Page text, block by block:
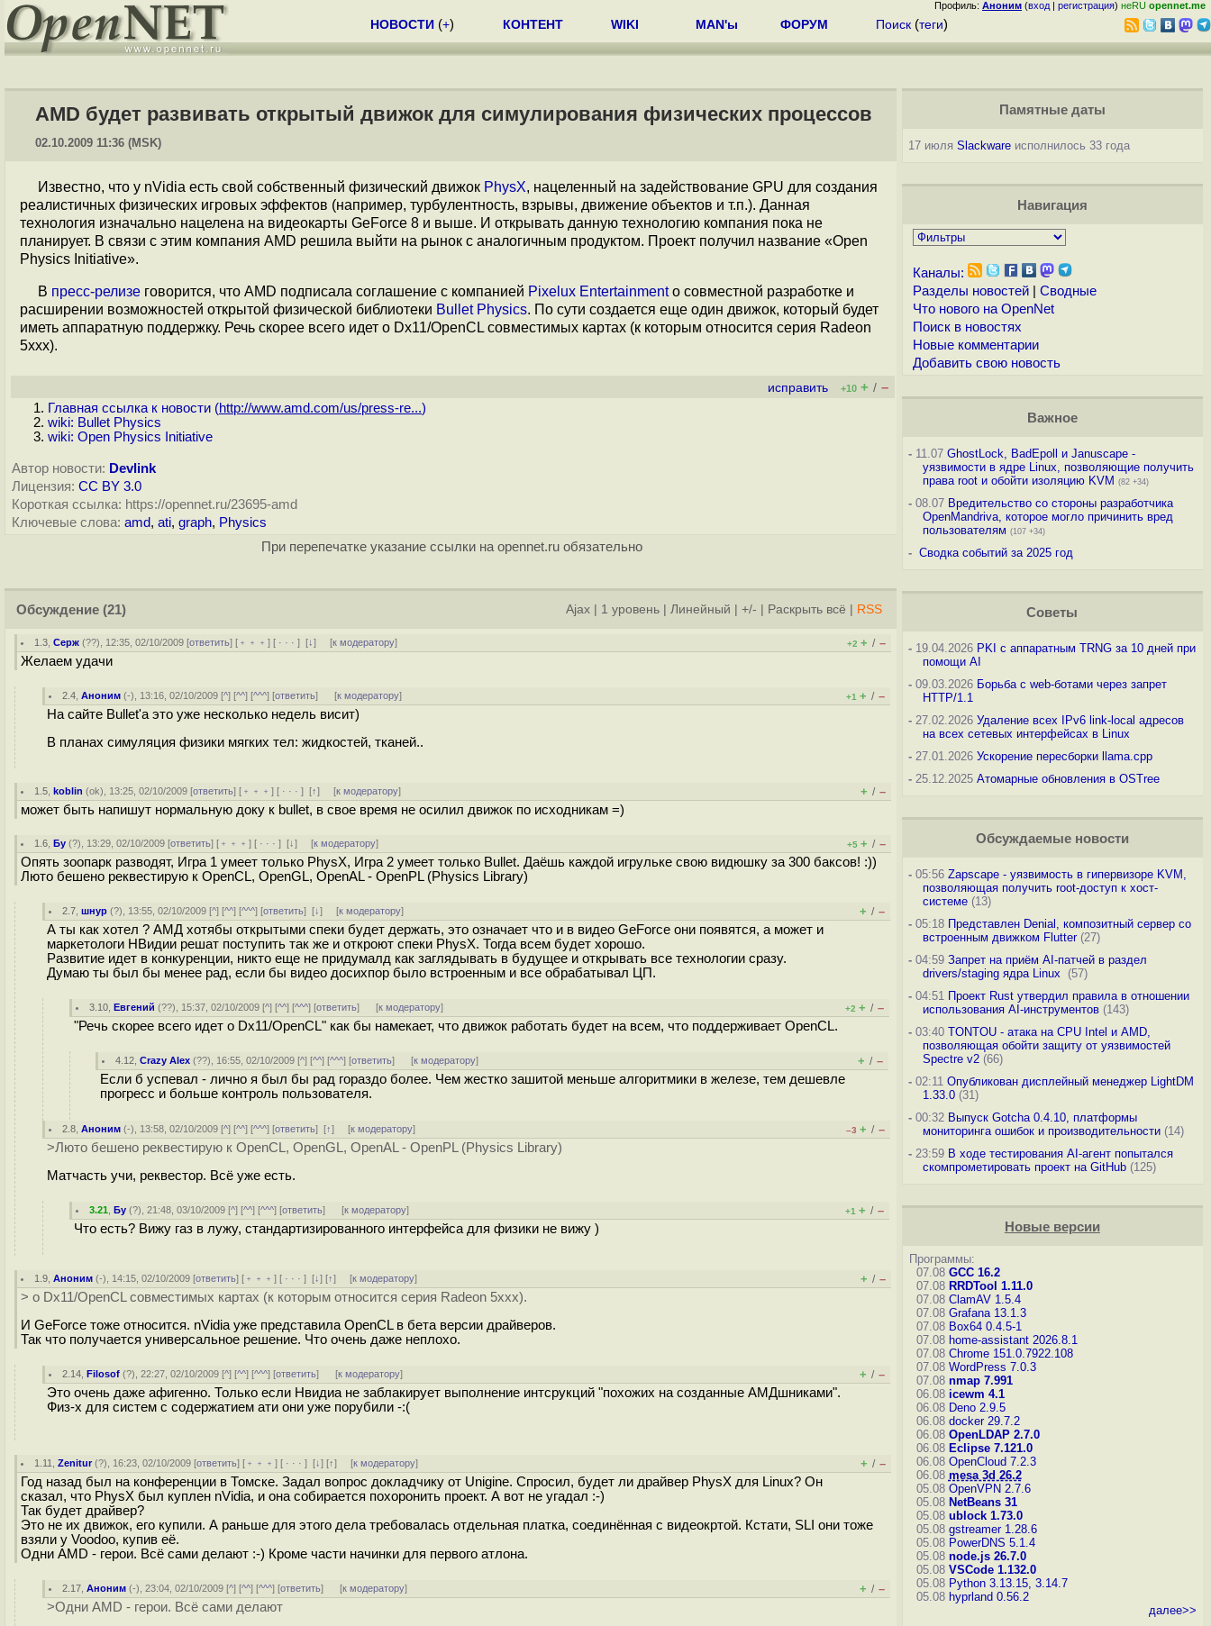
Профиль: Аноним (вход | регистрация) неRU opennet.me
НОВОСТИ (+) КОНТЕНТ WIKI MAN'ы ФОРУМ Поиск (теги)
AMD будет развивать открытый движок для симулирования физических процессов
02.10.2009 11:36 (MSK)
Известно, что у nVidia есть свой собственный физический движок PhysX, нацеленный на задействование GPU для создания
реалистичных физических игровых эффектов (например, турбулентность, взрывы, движение объектов и т.п.). Данная
технология изначально нацелена на видеокарты GeForce 8 и выше. И открывать данную технологию компания пока не
планирует. В связи с этим компания AMD решила выйти на рынок с аналогичным продуктом. Проект получил название «Open
Physics Initiative».
В пресс-релизе говорится, что AMD подписала соглашение с компанией Pixelux Entertainmentо совместной разработке и
расширении возможностей открытой физической библиотеки Bullet Physics. По сути создается еще один движок, который будет
иметь аппаратную поддержку. Речь скорее всего идет о Dx11/OpenCL совместимых картах (к которым относится серия Radeon
5xxx).
исправить +10 + / –
Главная ссылка к новости (http://www.amd.com/us/press-re...)
wiki: Bullet Physics
wiki: Open Physics Initiative
Автор новости: Devlink
Лицензия: CC BY 3.0
Короткая ссылка: https://opennet.ru/23695-amd
Ключевые слова: amd, ati, graph, Physics
При перепечатке указание ссылки на opennet.ru обязательно
Обсуждение (21) Ajax 1 уровень Линейный +/- Раскрыть всё RSS
1.3 ,Серж (??), 12:35, 02/10/2009 [ответить] [ ﹢﹢﹢] [ · · ·][↓] [к модератору] +2 + / –
Желаем удачи
2.4 ,Аноним (-), 13:16, 02/10/2009 [^] [^^] [^^^] [ответить] [к модератору] +1 + / –
На сайте Bullet'а это уже несколько недель висит)
В планах симуляция физики мягких тел: жидкостей, тканей..
1.5 ,koblin (ok), 13:25, 02/10/2009 [ответить] [ ﹢﹢﹢] [ · · ·][↑] [к модератору] + / –
может быть напишут нормальную доку к bullet, в свое время не осилил движок по исходникам =)
1.6 ,Бу (?), 13:29, 02/10/2009 [ответить] [ ﹢﹢﹢] [ · · ·][↓] [к модератору] +5 + / –
Опять зоопарк разводят, Игра 1 умеет только PhysX, Игра 2 умеет только Bullet. Даёшь каждой игрульке свою видюшку за 300 баксов! :))
Люто бешено реквестирую к OpenCL, OpenGL, OpenAL - OpenPL (Physics Library)
2.7 ,шнур (?), 13:55, 02/10/2009 [^] [^^] [^^^] [ответить][↓] [к модератору] + / –
А ты как хотел ? АМД хотябы открытыми спеки будет держать, это означает что и в видео GeForce они появятся, а может и
маркетологи НВидии решат поступить так же и откроют спеки PhysX. Тогда всем будет хорошо.
Развитие идет в конкуренции, никто еще не придумалд как заглядывать в будущее и открывать все технологии сразу.
Думаю ты был бы менее рад, если бы видео досихпор было встроенным и все обрабатывал ЦП.
3.10 ,Евгений (??), 15:37, 02/10/2009 [^] [^^] [^^^] [ответить] [к модератору] +2 + / –
"Речь скорее всего идет о Dx11/OpenCL" как бы намекает, что движок работать будет на всем, что поддерживает OpenCL.
4.12 ,Crazy Alex (??), 16:55, 02/10/2009 [^] [^^] [^^^] [ответить] [к модератору] + / –
Если б успевал - лично я был бы рад гораздо более. Чем жестко зашитой меньше алгоритмики в железе, тем дешевле
прогресс и больше контроль пользователя.
2.8 ,Аноним (-), 13:58, 02/10/2009 [^] [^^] [^^^] [ответить][↑] [к модератору] –3 + / –
>Люто бешено реквестирую к OpenCL, OpenGL, OpenAL - OpenPL (Physics Library)
Матчасть учи, реквестор. Всё уже есть.
3.21 ,Бу (?), 21:48, 03/10/2009 [^] [^^] [^^^] [ответить] [к модератору] +1 + / –
Что есть? Вижу газ в лужу, стандартизированного интерфейса для физики не вижу )
1.9 ,Аноним (-), 14:15, 02/10/2009 [ответить] [ ﹢﹢﹢] [ · · ·][↓] [↑] [к модератору] + / –
> о Dx11/OpenCL совместимых картах (к которым относится серия Radeon 5xxx).
И GeForce тоже относится. nVidia уже представила OpenCL в бета версии драйверов.
Так что получается универсальное решение. Что очень даже неплохо.
2.14 ,Filosof (?), 22:27, 02/10/2009 [^] [^^] [^^^] [ответить] [к модератору] + / –
Это очень даже афигенно. Только если Нвидиа не заблакирует выполнение интсрукций "похожих на созданные АМДшниками".
Физ-х для систем с содержатием ати они уже порубили -:(
1.11 ,Zenitur(?), 16:23, 02/10/2009 [ответить] [ ﹢﹢﹢] [ · · ·][↓] [↑] [к модератору] + / –
Год назад был на конференции в Томске. Задал вопрос докладчику от Unigine. Спросил, будет ли драйвер PhysX для Linux? Он
сказал, что PhysX был куплен nVidia, и она собирается похоронить проект. А вот не угадал :-)
Так будет драйвер?
Это не их движок, его купили. А раньше для этого дела требовалась отдельная платка, соединённая с видеокртой. Кстати, SLI они тоже
взяли у Voodoo, купив её.
Одни AMD - герои. Всё сами делают :-) Кроме части начинки для первого атлона.
2.17 ,Аноним (-), 23:04, 02/10/2009 [^] [^^] [^^^] [ответить] [к модератору] + / –
>Одни AMD - герои. Всё сами делают
Памятные даты
17 июля Slackwareисполнилось 33 года
Навигация
Каналы:
Разделы новостей| Сводные
Что нового на OpenNet
Поиск в новостях
Новые комментарии
Добавить свою новость
Важное
-11.07 GhostLock, BadEpoll и Januscape -
уязвимости в ядре Linux, позволяющие получить
права root и обойти изоляцию KVM (82 +34)
-08.07 Вредительство со стороны разработчика
OpenMandriva, которое могло причинить вред
пользователям (107 +34)
- Сводка событий за 2025 год
Советы
-19.04.2026 PKI с аппаратным TRNG за 10 дней при
помощи AI
-09.03.2026 Борьба с web-ботами через запрет
HTTP/1.1
-27.02.2026 Удаление всех IPv6 link-local адресов
на всех сетевых интерфейсах в Linux
-27.01.2026 Ускорение пересборки llama.cpp
-25.12.2025 Атомарные обновления в OSTree
Обсуждаемые новости
-05:56 Zapscape - уязвимость в гипервизоре KVM,
позволяющая получить root-доступ к хост-
системе(13)
-05:18 Представлен Denial, композитный сервер со
встроенным движком Flutter(27)
-04:59 Запрет на приём AI-патчей в раздел
drivers/staging ядра Linux
(57)
-04:51 Проект Rust утвердил правила в отношении
использования AI-инструментов(143)
-03:40 TONTOU - атака на CPU Intel и AMD,
позволяющая обойти защиту от уязвимостей
Spectre v2(66)
-02:11 Опубликован дисплейный менеджер LightDM
1.33.0(31)
-00:32 Выпуск Gotcha 0.4.10, платформы
мониторинга ошибок и производительности(14)
-23:59 В ходе тестирования AI-агент попытался
скомпрометировать проект на GitHub(125)
Новые версии
Программы:
07.08 GCC 16.2
07.08 RRDTool 1.11.0
07.08 ClamAV 1.5.4
07.08 Grafana 13.1.3
07.08 Box64 0.4.5-1
07.08 home-assistant 2026.8.1
07.08 Chrome 151.0.7922.108
07.08 WordPress 7.0.3
07.08 nmap 7.991
06.08 icewm 4.1
06.08 Deno 2.9.5
06.08 docker 29.7.2
06.08 OpenLDAP 2.7.0
06.08 Eclipse 7.121.0
06.08 OpenCloud 7.2.3
06.08 mesa 3d 26.2
05.08 OpenVPN 2.7.6
05.08 NetBeans 31
05.08 ublock 1.73.0
05.08 gstreamer 1.28.6
05.08 PowerDNS 5.1.4
05.08 node.js 26.7.0
05.08 VSCode 1.132.0
05.08 Python 3.13.15, 3.14.7
05.08 hyprland 0.56.2
далее>>